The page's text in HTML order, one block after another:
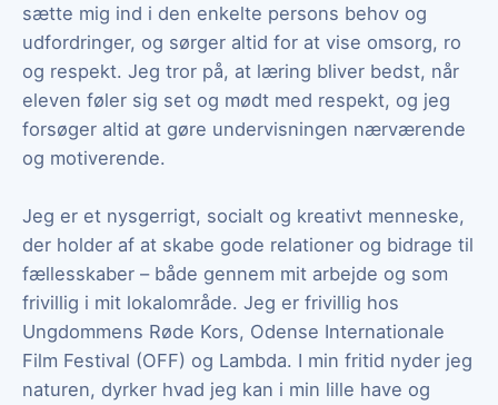
sætte mig ind i den enkelte persons behov og
udfordringer, og sørger altid for at vise omsorg, ro
og respekt. Jeg tror på, at læring bliver bedst, når
eleven føler sig set og mødt med respekt, og jeg
forsøger altid at gøre undervisningen nærværende
og motiverende.
Jeg er et nysgerrigt, socialt og kreativt menneske,
der holder af at skabe gode relationer og bidrage til
fællesskaber – både gennem mit arbejde og som
frivillig i mit lokalområde. Jeg er frivillig hos
Ungdommens Røde Kors, Odense Internationale
Film Festival (OFF) og Lambda. I min fritid nyder jeg
naturen, dyrker hvad jeg kan i min lille have og